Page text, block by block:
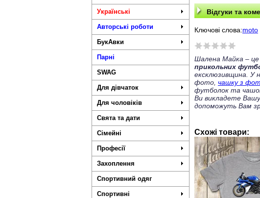
Українські
Авторські роботи
БукАвки
Парні
SWAG
Для дівчаток
Для чоловіків
Свята та дати
Сімейні
Професії
Захоплення
Спортивний одяг
Спортивні
Відгуки та
Ключові слова:moto
Шалена Майка – це
прикольних
ексклюзивщина. У
фото, чашку з
футболок та
Ви викладете
допоможуть Вам
Схожі товари: